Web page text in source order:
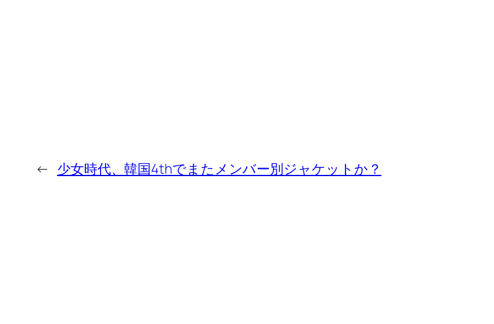
← 少女時代、韓国4thでまたメンバー別ジャケットか？